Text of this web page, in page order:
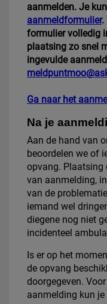
aanmelden. Je
aanmeldformulier.
formulier volledig
plaatsing zo snel
ingevulde
Ga naar het
Na je
Aan de hand van
beoordelen we of
opvang. Plaatsing
van aanmelding,
van de
iemand wel
diegene nog niet
incidenteel
Is er op het
de opvang
doorgegeven.
aanmelding kun